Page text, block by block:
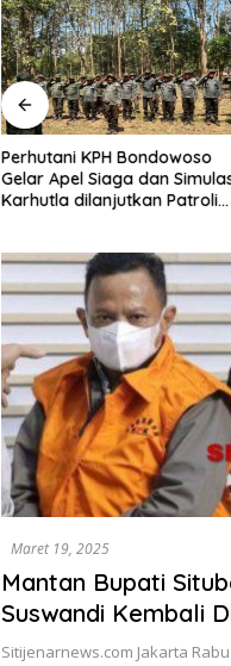
Perhutani KPH Bondowoso
Gelar Apel Siaga dan
Karhutla dilanjutkan Patroli
Maret 19, 2025
Mantan Bupati
Suswandi Kembali
Penyidik KPK.Apa
Sitijenarnews.com Jakarta